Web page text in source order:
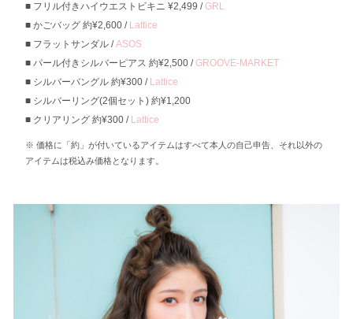
フリル付きハイウエストビキニ ¥2,499 /GRL
かごバッグ 約¥2,600 / Lattice
フラットサンダル /ASOS
パール付きシルバーピアス 約¥2,500 /GROOVE-MARKET
シルバーバングル 約¥300 / Lattice
シルバーリング(2個セット) 約¥1,200
クリアリング 約¥300 / Lattice
価格に「約」が付いているアイテムはすべて本人の自己申告、それ以外の
アイテムは税込み価格となります。